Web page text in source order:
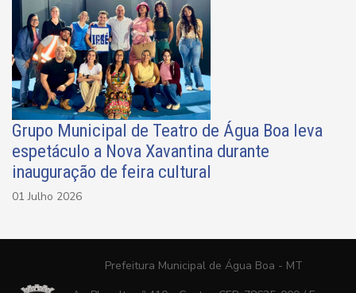
Grupo Municipal de Teatro de Água Boa leva
espetáculo a Nova Xavantina durante
inauguração de feira cultural
01 Julho 2026
Prefeitura Municipal de Água Boa - MT